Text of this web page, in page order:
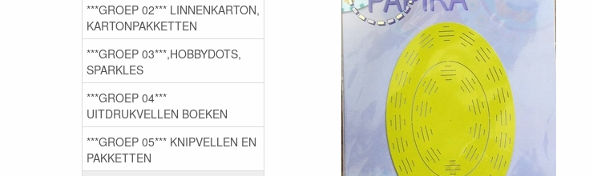
***GROEP 02*** LINNENKARTON,
KARTONPAKKETTEN
***GROEP 03***,HOBBYDOTS,
SPARKLES
***GROEP 04***
UITDRUKVELLEN BOEKEN
***GROEP 05*** KNIPVELLEN EN
PAKKETTEN